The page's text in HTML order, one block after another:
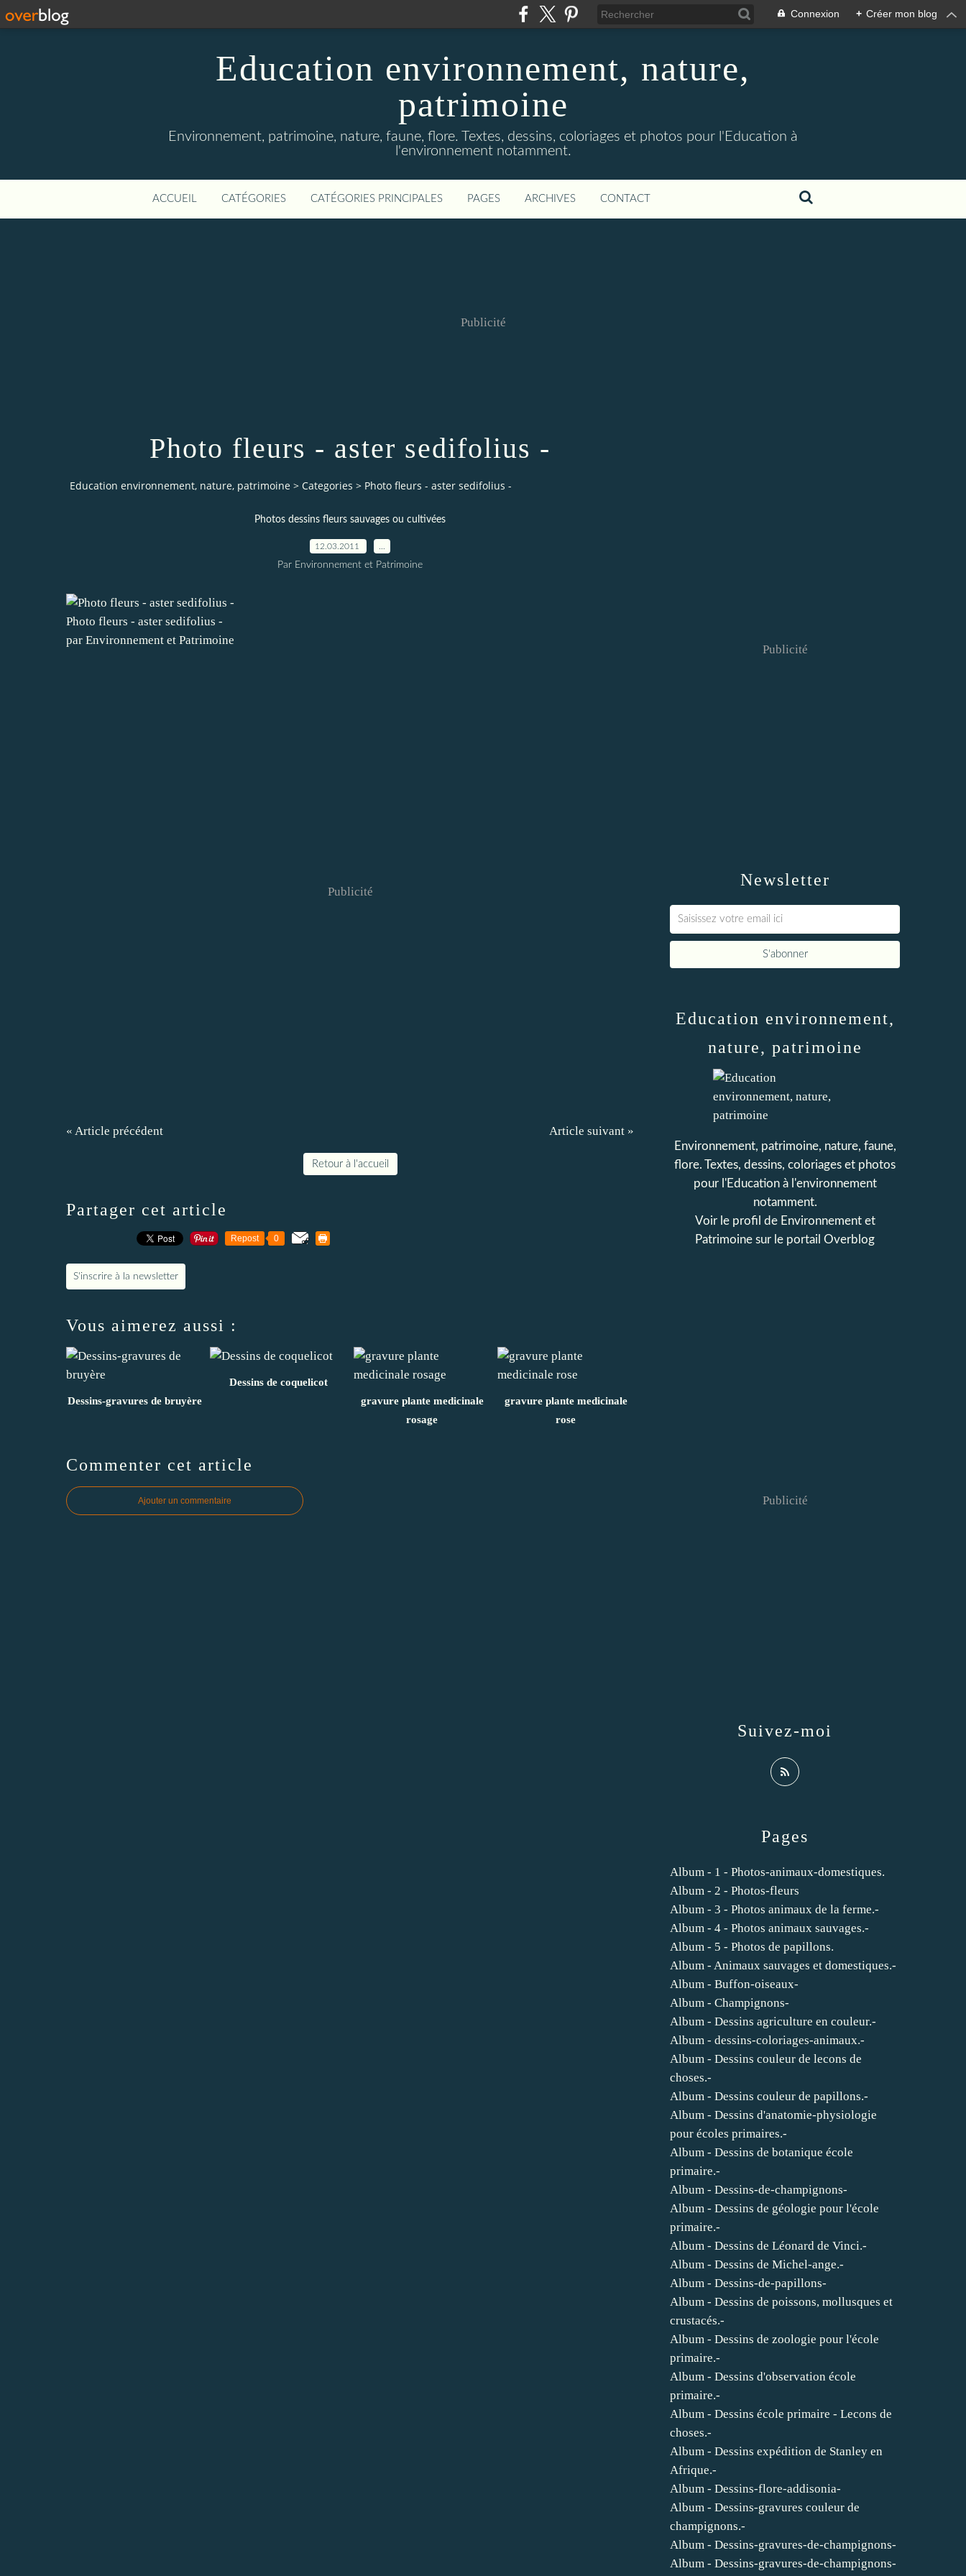
Connexion + Créer mon blog
Education environnement, nature,
patrimoine
Environnement, patrimoine, nature, faune, flore. Textes, dessins, coloriages et photos pour l'Education à
l'environnement notamment.
ACCUEIL CATÉGORIES CATÉGORIES PRINCIPALES PAGES ARCHIVES CONTACT
Publicité
Photo fleurs - aster sedifolius -
Education environnement, nature, patrimoine > Categories > Photo fleurs - aster sedifolius -
Photos dessins fleurs sauvages ou cultivées
12.03.2011
Par Environnement et Patrimoine
Photo fleurs - aster sedifolius -
par Environnement et Patrimoine
Publicité
« Article précédent Article suivant »
Retour à l'accueil
Partager cet article
Repost 0
S'inscrire à la newsletter
Vous aimerez aussi :
Dessins-gravures de bruyère
Dessins de coquelicot
gravure plante medicinale
rosage
gravure plante medicinale
rose
Commenter cet article
Ajouter un commentaire
Newsletter
Publicité
Pages
Album - 1 - Photos-animaux-domestiques.
Album - 2 - Photos-fleurs
Album - 3 - Photos animaux de la ferme.-
Album - 4 - Photos animaux sauvages.-
Album - 5 - Photos de papillons.
Album - Animaux sauvages et domestiques.-
Album - Buffon-oiseaux-
Album - Champignons-
Album - Dessins agriculture en couleur.-
Album - dessins-coloriages-animaux.-
Album - Dessins couleur de lecons de
choses.-
Album - Dessins couleur de papillons.-
Album - Dessins d'anatomie-physiologie
pour écoles primaires.-
Album - Dessins de botanique école
primaire.-
Album - Dessins-de-champignons-
Album - Dessins de géologie pour l'école
primaire.-
Album - Dessins de Léonard de Vinci.-
Album - Dessins de Michel-ange.-
Album - Dessins-de-papillons-
Album - Dessins de poissons, mollusques et
crustacés.-
Album - Dessins de zoologie pour l'école
primaire.-
Album - Dessins d'observation école
primaire.-
Album - Dessins école primaire - Lecons de
choses.-
Album - Dessins expédition de Stanley en
Afrique.-
Album - Dessins-flore-addisonia-
Album - Dessins-gravures couleur de
champignons.-
Album - Dessins-gravures-de-champignons-
Album - Dessins-gravures-de-champignons-
Education environnement,
nature, patrimoine
Environnement, patrimoine, nature, faune,
flore. Textes, dessins, coloriages et photos
pour l'Education à l'environnement
notamment.
Voir le profil de Environnement et
Patrimoine sur le portail Overblog
Suivez-moi
Publicité